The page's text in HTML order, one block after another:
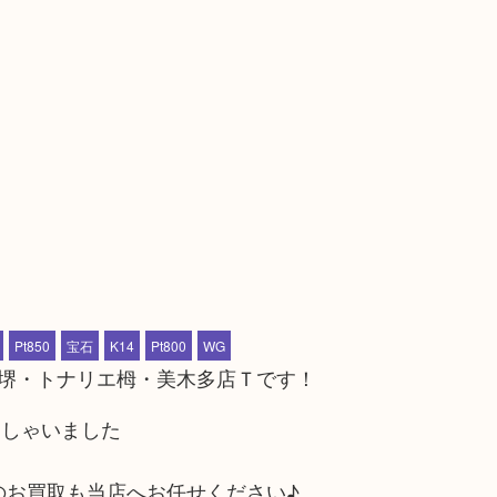
Pt850 宝石 K14 Pt800 WG
トナリエ栂・美木多店Ｔです！
ゃいました
買取も当店へお任せください♪